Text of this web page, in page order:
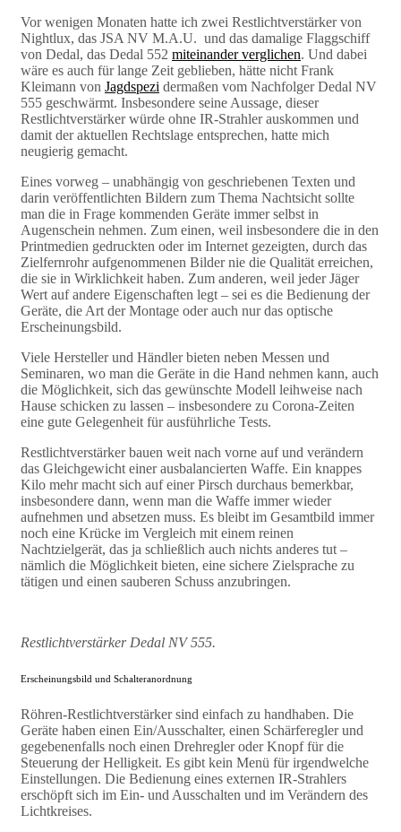
Vor wenigen Monaten hatte ich zwei Restlichtverstärker von
Nightlux, das JSA NV M.A.U. und das damalige Flaggschiff
von Dedal, das Dedal 552 miteinander verglichen. Und dabei
wäre es auch für lange Zeit geblieben, hätte nicht Frank
Kleimann von Jagdspezi dermaßen vom Nachfolger Dedal NV
555 geschwärmt. Insbesondere seine Aussage, dieser
Restlichtverstärker würde ohne IR-Strahler auskommen und
damit der aktuellen Rechtslage entsprechen, hatte mich
neugierig gemacht.
Eines vorweg – unabhängig von geschriebenen Texten und
darin veröffentlichten Bildern zum Thema Nachtsicht sollte
man die in Frage kommenden Geräte immer selbst in
Augenschein nehmen. Zum einen, weil insbesondere die in den
Printmedien gedruckten oder im Internet gezeigten, durch das
Zielfernrohr aufgenommenen Bilder nie die Qualität erreichen,
die sie in Wirklichkeit haben. Zum anderen, weil jeder Jäger
Wert auf andere Eigenschaften legt – sei es die Bedienung der
Geräte, die Art der Montage oder auch nur das optische
Erscheinungsbild.
Viele Hersteller und Händler bieten neben Messen und
Seminaren, wo man die Geräte in die Hand nehmen kann, auch
die Möglichkeit, sich das gewünschte Modell leihweise nach
Hause schicken zu lassen – insbesondere zu Corona-Zeiten
eine gute Gelegenheit für ausführliche Tests.
Restlichtverstärker bauen weit nach vorne auf und verändern
das Gleichgewicht einer ausbalancierten Waffe. Ein knappes
Kilo mehr macht sich auf einer Pirsch durchaus bemerkbar,
insbesondere dann, wenn man die Waffe immer wieder
aufnehmen und absetzen muss. Es bleibt im Gesamtbild immer
noch eine Krücke im Vergleich mit einem reinen
Nachtzielgerät, das ja schließlich auch nichts anderes tut –
nämlich die Möglichkeit bieten, eine sichere Zielsprache zu
tätigen und einen sauberen Schuss anzubringen.
Restlichtverstärker Dedal NV 555.
Erscheinungsbild und Schalteranordnung
Röhren-Restlichtverstärker sind einfach zu handhaben. Die
Geräte haben einen Ein/Ausschalter, einen Schärferegler und
gegebenenfalls noch einen Drehregler oder Knopf für die
Steuerung der Helligkeit. Es gibt kein Menü für irgendwelche
Einstellungen. Die Bedienung eines externen IR-Strahlers
erschöpft sich im Ein- und Ausschalten und im Verändern des
Lichtkreises.